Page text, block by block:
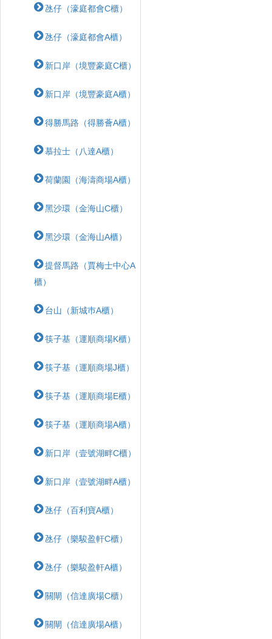
氹仔（濠庭都會C櫃）
氹仔（濠庭都會A櫃）
新口岸（境豐豪庭C櫃）
新口岸（境豐豪庭A櫃）
得勝馬路（得勝薈A櫃）
慕拉士（八達A櫃）
荷蘭園（海濤商場A櫃）
黑沙環（金海山C櫃）
黑沙環（金海山A櫃）
提督馬路（賈梅士中心A
櫃）
台山（新城巿A櫃）
筷子基（運順商場K櫃）
筷子基（運順商場J櫃）
筷子基（運順商場E櫃）
筷子基（運順商場A櫃）
新口岸（壹號湖畔C櫃）
新口岸（壹號湖畔A櫃）
氹仔（百利寶A櫃）
氹仔（樂駿盈軒C櫃）
氹仔（樂駿盈軒A櫃）
關閘（信達廣場C櫃）
關閘（信達廣場A櫃）